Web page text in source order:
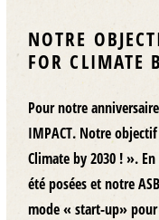
NOTRE
FOR CLIMATE
Pour notre
IMPACT. Notre
Climate by 2030 ! ».
été posées et notre
mode « start-up» pour